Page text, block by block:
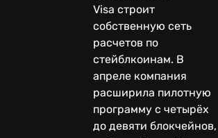
Visa строит
собственную сеть
расчетов по
стейблкоинам. В
апреле компания
расширила пилотную
программу с четырёх
до девяти блокчейнов,